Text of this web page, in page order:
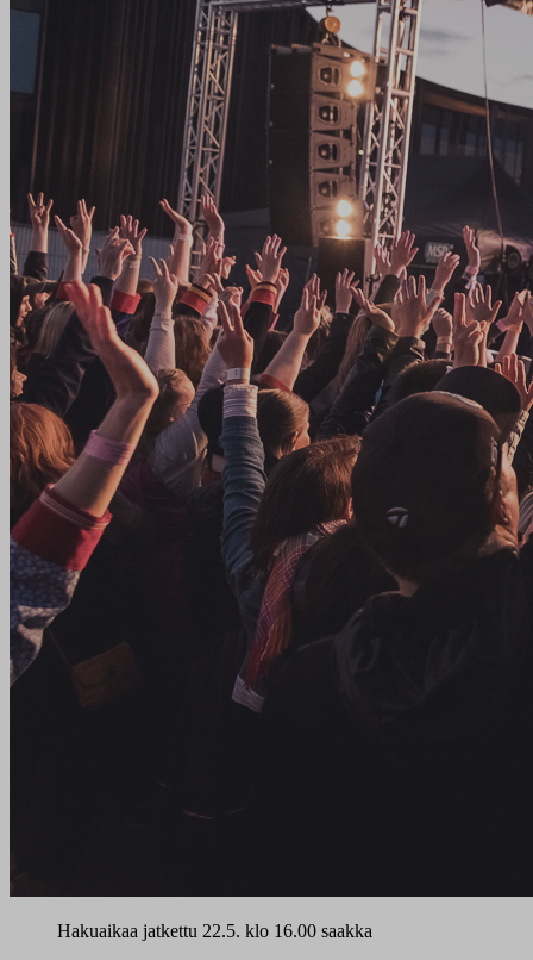
Hakuaikaa jatkettu 22.5. klo 16.00 saakka